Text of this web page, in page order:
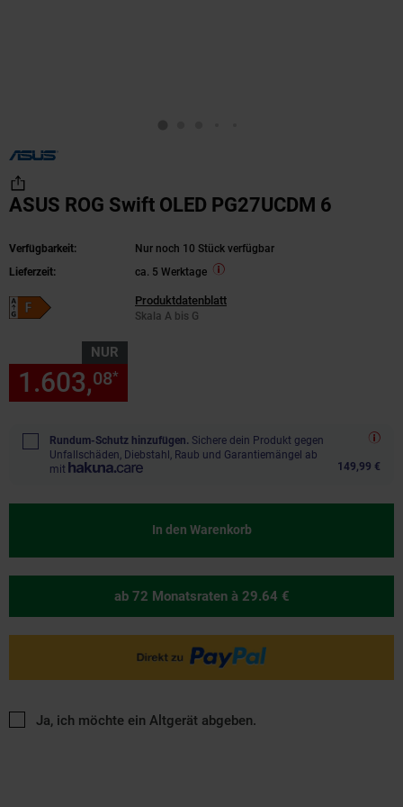
ASUS ROG Swift OLED PG27UCDM 6
Verfügbarkeit:
Nur noch 10 Stück verfügbar
Lieferzeit:
ca. 5 Werktage
Energieeffizienzklasse F auf Skala A bis G
Produktdatenblatt
Skala A bis G
NUR
1.603,08*
Rundum-Schutz hinzufügen. Sichere dein Produkt gegen
Unfallschäden, Diebstahl, Raub und Garantiemängel ab
mit
149,99 €
In den Warenkorb
ab 72 Monatsraten à 29.64 €
Ja, ich möchte ein Altgerät abgeben.